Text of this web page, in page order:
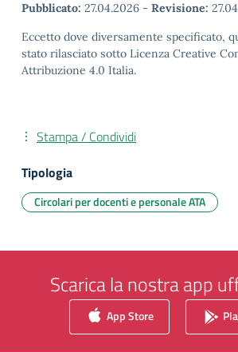
Pubblicato: 27.04.2026 - Revisione:
Eccetto dove diversamente specificato,
stato rilasciato sotto Licenza Creative
Attribuzione 4.0 Italia.
Stampa / Condividi
Tipologia
Circolari per docenti e personale ATA
Scarica la nostra app
App Store